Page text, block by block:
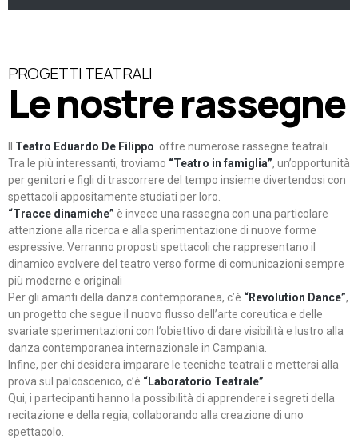
PROGETTI TEATRALI
Le nostre rassegne
Teatro Eduardo De Filippo offre numerose rassegne teatrali.
Tra le più interessanti, troviamo “Teatro in famiglia”, un’opportunità
per genitori e figli di trascorrere del tempo insieme divertendosi con
spettacoli appositamente studiati per loro.
“Tracce dinamiche” è invece una rassegna con una particolare
attenzione alla ricerca e alla sperimentazione di nuove forme
espressive. Verranno proposti spettacoli che rappresentano il
dinamico evolvere del teatro verso forme di comunicazioni sempre
più moderne e originali
Per gli amanti della danza contemporanea, c’è “Revolution Dance”,
un progetto che segue il nuovo flusso dell’arte coreutica e delle
svariate sperimentazioni con l’obiettivo di dare visibilità e lustro alla
danza contemporanea internazionale in Campania.
Infine, per chi desidera imparare le tecniche teatrali e mettersi alla
prova sul palcoscenico, c’è “Laboratorio Teatrale”
Qui, i partecipanti hanno la possibilità di apprendere i segreti della
recitazione e della regia, collaborando alla creazione di uno
spettacolo.